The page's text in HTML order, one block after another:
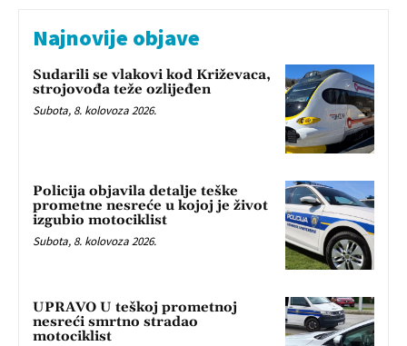
Najnovije objave
Sudarili se vlakovi kod Križevaca,
strojovođa teže ozlijeđen
Subota, 8. kolovoza 2026.
Policija objavila detalje teške
prometne nesreće u kojoj je život
izgubio motociklist
Subota, 8. kolovoza 2026.
UPRAVO U teškoj prometnoj
nesreći smrtno stradao
motociklist